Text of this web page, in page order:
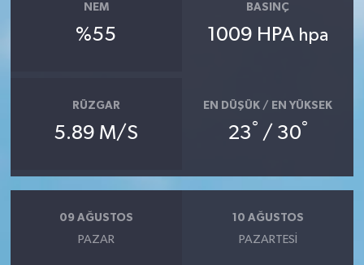
NEM
%55
BASINÇ
1009 HPA hpa
RÜZGAR
5.89 M/S
EN DÜŞÜK / EN YÜKSEK
23° / 30°
09 AĞUSTOS
PAZAR
10 AĞUSTOS
PAZARTESI